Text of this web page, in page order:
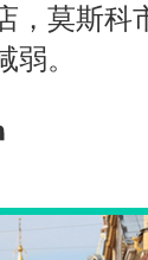
，莫斯科
。